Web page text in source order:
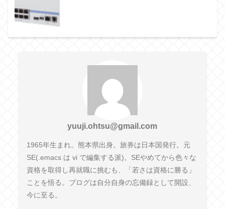
yuuji.ohtsu@gmail.com
1965年生まれ。熊本県出身。旅券は日本国発行。元
SE(.emacs は vi で編集する派)。SEやめてから色々な
資格を取得し再就職に挑むも、「若さは資格に勝る」
ことを悟る。ブログは自分自身の忘備録として開設、
今に至る。